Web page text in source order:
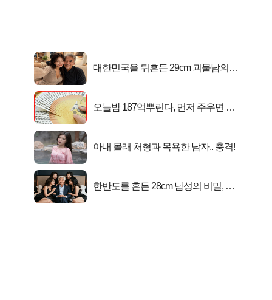
대한민국을 뒤흔든 29cm 괴물남의
오늘밤 187억뿌린다, 먼저 주우면 최
아내 몰래 처형과 목욕한 남자.. 충격!
한반도를 흔든 28cm 남성의 비밀, 매